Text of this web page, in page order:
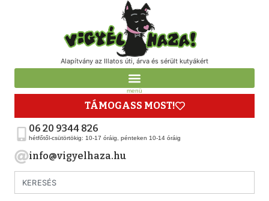
Alapítvány az Illatos úti, árva és sérült kutyákért
menü
TÁMOGASS MOST!
06 20 9344 826
hétfőtől-csütörtökig: 10-17 óráig, pénteken 10-14 óráig
info@vigyelhaza.hu